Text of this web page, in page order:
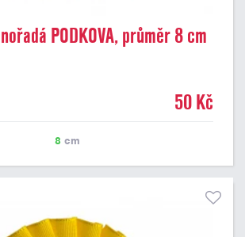
PODKOVA, průměr 8 cm
50 Kč
8 cm